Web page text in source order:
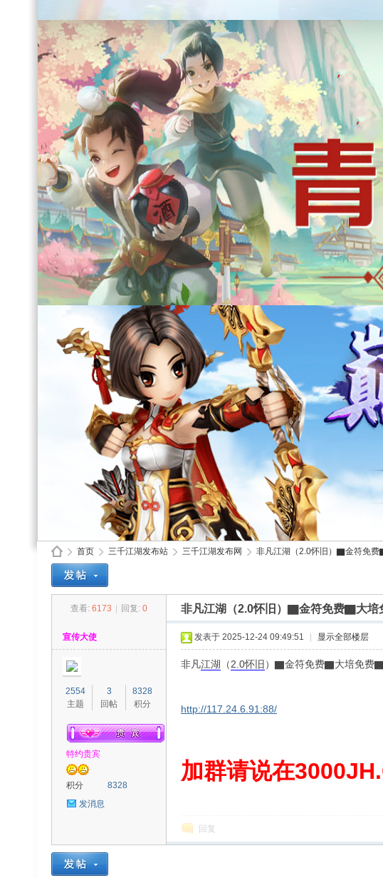
首页
›
三千江湖发布站 三千江湖发布网
›
非凡江湖（2.0怀旧）▇金符免
查看: 6173 回复: 0 非凡江湖（2.0怀旧）▇金符免费▇大
宣传大使
2554
主题
3
回帖
8328
积分
特约贵宾
积分
8328
发消息
发表于 2025-12-24 09:49:51 显示全部楼层
非凡江湖 （2.0怀旧）▇金符免费▇大培免费
http://117.24.6.91:88/
加群请说在
回复